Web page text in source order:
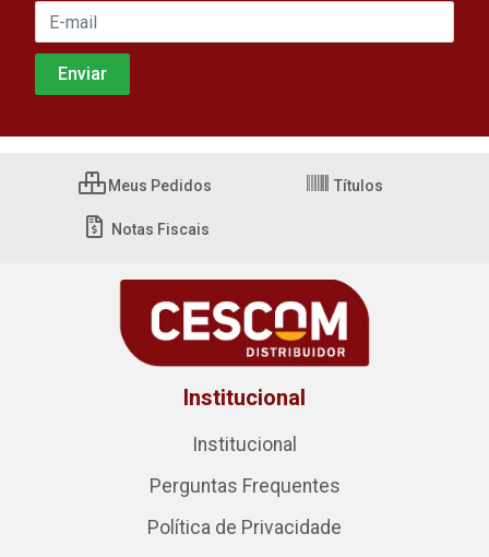
Meus Pedidos Títulos
Notas Fiscais
Institucional
Institucional
Perguntas Frequentes
Política de Privacidade